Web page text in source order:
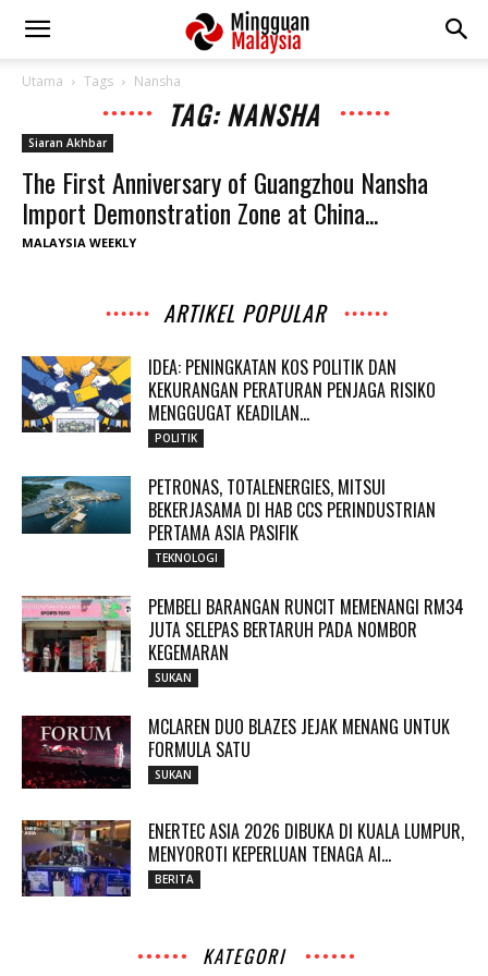
Utama Tags Nansha
TAG: NANSHA
Siaran Akhbar
The First Anniversary of Guangzhou Nansha
Import Demonstration Zone at China...
MALAYSIA WEEKLY
ARTIKEL POPULAR
IDEA: PENINGKATAN KOS POLITIK DAN
KEKURANGAN PERATURAN PENJAGA RISIKO
MENGGUGAT KEADILAN...
POLITIK
PETRONAS, TOTALENERGIES, MITSUI
BEKERJASAMA DI HAB CCS PERINDUSTRIAN
PERTAMA ASIA PASIFIK
TEKNOLOGI
PEMBELI BARANGAN RUNCIT MEMENANGI RM34
JUTA SELEPAS BERTARUH PADA NOMBOR
KEGEMARAN
SUKAN
MCLAREN DUO BLAZES JEJAK MENANG UNTUK
FORMULA SATU
SUKAN
ENERTEC ASIA 2026 DIBUKA DI KUALA LUMPUR,
MENYOROTI KEPERLUAN TENAGA AI...
BERITA
KATEGORI